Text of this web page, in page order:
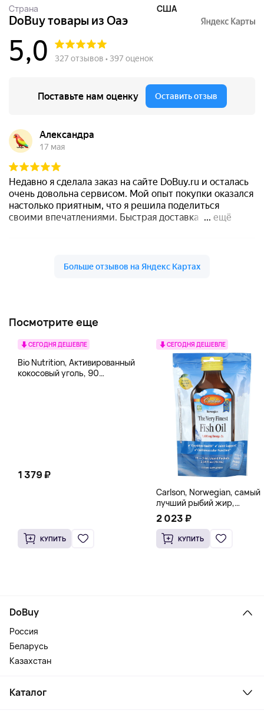
Страна
США
Посмотрите еще
СЕГОДНЯ ДЕШЕВЛЕ
Bio Nutrition, Активированный
кокосовый уголь, 90
1 379 ₽
КУПИТЬ
СЕГОДНЯ ДЕШЕВЛЕ
Carlson, Norwegian, самый
лучший рыбий жир,
натуральный лимон, 15
пакетиков (5 мл) каждый
2 023 ₽
КУПИТЬ
DoBuy
Россия
Беларусь
Казахстан
Каталог